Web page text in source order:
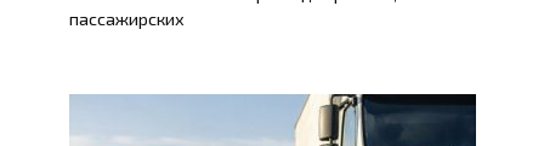
пассажирских